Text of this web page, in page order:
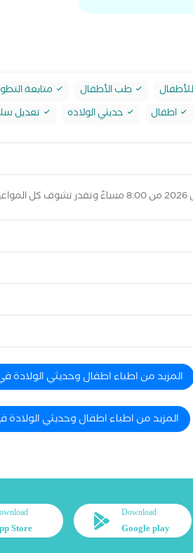
طب الأطفال متابعة
اطفال حديثي الولاده تعديل
المزيد من اطباء اطفال وحديثي الولادة
المزيد من اطباء اطفال وحديثي الولادة
Download
Google play
Store